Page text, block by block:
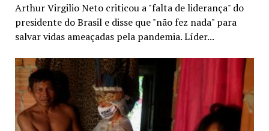
Arthur Virgilio Neto criticou a "falta de liderança" do
presidente do Brasil e disse que "não fez nada" para
salvar vidas ameaçadas pela pandemia. Líder...